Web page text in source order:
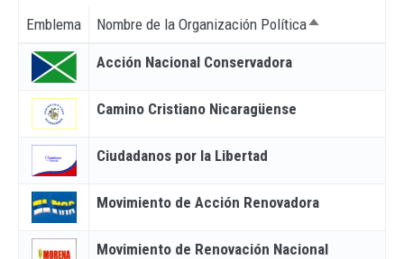
Emblema Nombre de la Organización PolíticaOrdenar
Acción Nacional Conservadora
Camino Cristiano Nicaragüense
Ciudadanos por la Libertad
Movimiento de Acción Renovadora
Movimiento de Renovación Nacional